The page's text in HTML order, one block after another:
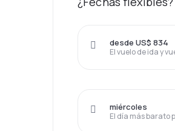
El vuelo de ida y
desde US$ 834
El día más barato
miércoles